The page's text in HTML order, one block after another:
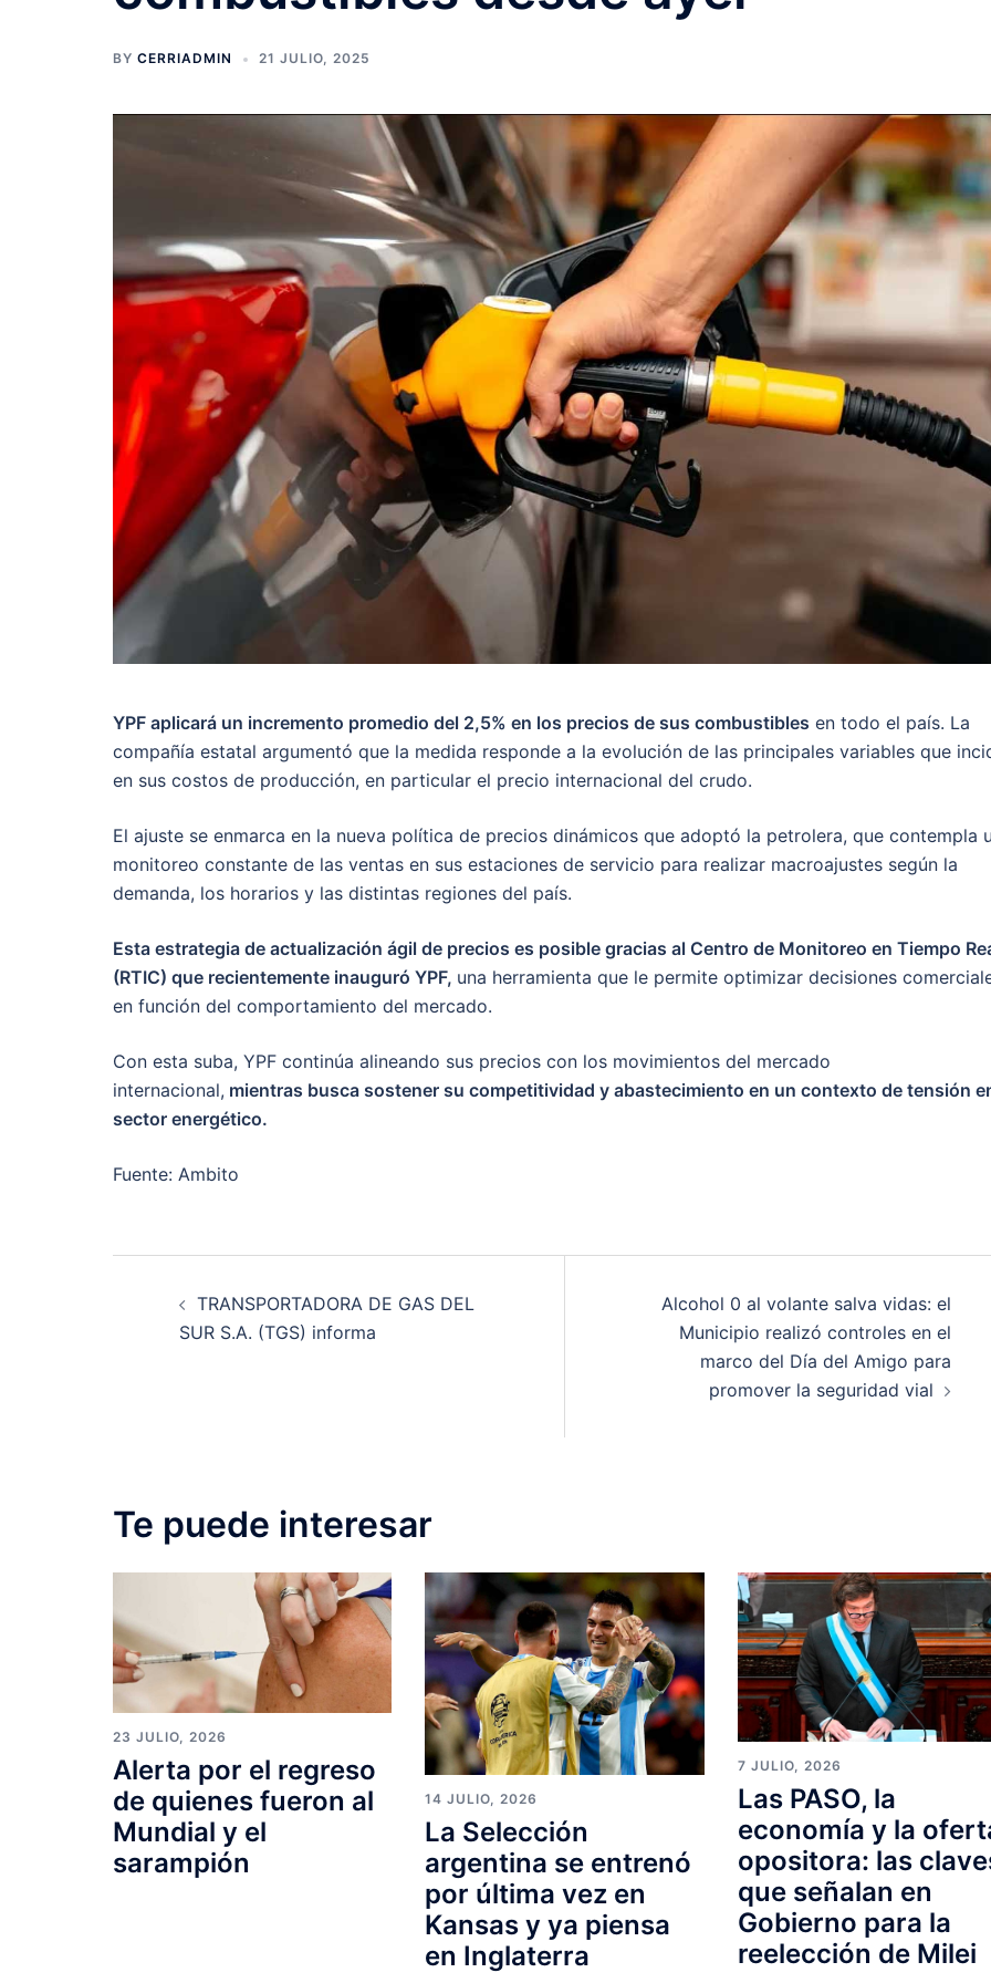
BY CERRIADMIN 21 JULIO, 2025
YPF aplicará un incremento promedio del 2,5% en los precios de sus combustibles en todo el país. La
compañía estatal argumentó que la medida responde a la evolución de las principales variables que
en sus costos de producción, en particular el precio internacional del crudo.
El ajuste se enmarca en la nueva política de precios dinámicos que adoptó la petrolera, que contempla
monitoreo constante de las ventas en sus estaciones de servicio para realizar macroajustes según la
demanda, los horarios y las distintas regiones del país.
Esta estrategia de actualización ágil de precios es posible gracias al Centro de Monitoreo en Tiempo
(RTIC) que recientemente inauguró YPF, una herramienta que le permite optimizar decisiones
en función del comportamiento del mercado.
Con esta suba, YPF continúa alineando sus precios con los movimientos del mercado
internacional, mientras busca sostener su competitividad y abastecimiento en un contexto de tensión
sector energético.
Fuente: Ambito
navigation
TRANSPORTADORA DE GAS DEL
SUR S.A. (TGS) informa
Alcohol 0 al volante salva vidas: el
Municipio realizó controles en el
marco del Día del Amigo para
promover la seguridad vial
Te puede interesar
23 JULIO, 2026
Alerta por el regreso
de quienes fueron al
Mundial y el
sarampión
14 JULIO, 2026
La Selección
argentina se entrenó
por última vez en
Kansas y ya piensa
en Inglaterra
7 JULIO, 2026
Las PASO, la
economía y la
opositora: las
que señalan en
Gobierno para la
reelección de Milei